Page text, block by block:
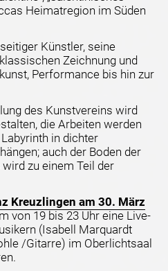
Heimatregion im Süden
Künstler, seine
Zeichnung und
Performance bis hin zur
des Kunstvereins wird
die Arbeiten werden
in dichter
auch der Boden der
zu einem Teil der
Kreuzlingen am 30. März
von 19 bis 23 Uhr eine Live-
(Isabell Marquardt
/Gitarre) im Oberlichtsaal